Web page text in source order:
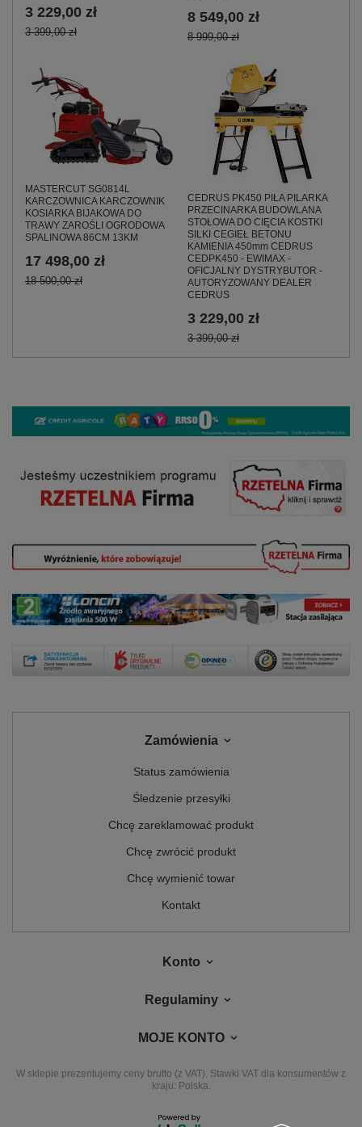
3 229,00 zł
3 399,00 zł
8 549,00 zł
8 999,00 zł
MASTERCUT SG0814L
KARCZOWNICA KARCZOWNIK
KOSIARKA BIJAKOWA DO
TRAWY ZAROŚLI OGRODOWA
SPALINOWA 86CM 13KM
17 498,00 zł
18 500,00 zł
CEDRUS PK450 PIŁA PILARKA
PRZECINARKA BUDOWLANA
STOŁOWA DO CIĘCIA KOSTKI
SILKI CEGIEŁ BETONU
KAMIENIA 450mm CEDRUS
CEDPK450 - EWIMAX -
OFICJALNY DYSTRYBUTOR -
AUTORYZOWANY DEALER
CEDRUS
3 229,00 zł
3 399,00 zł
Zamówienia
Status zamówienia
Śledzenie przesyłki
Chcę zareklamować produkt
Chcę zwrócić produkt
Chcę wymienić towar
Kontakt
Konto
Regulaminy
MOJE KONTO
W sklepie prezentujemy ceny brutto (z VAT). Stawki VAT dla konsumentów z
kraju: Polska